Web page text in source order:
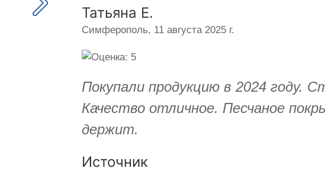
Татьяна Е.
Симферополь, 11 августа 2025 г.
Покупали продукцию в 2024 году.
Качество отличное. Песчаное
держит.
Источник